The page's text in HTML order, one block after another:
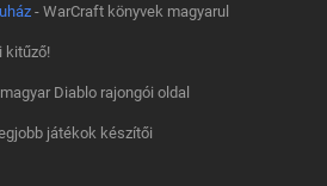
- WarCraft könyvek magyarul
kitűző!
Diablo rajongói oldal
játékok készítői